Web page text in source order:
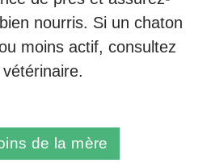
nourris. Si un chaton
moins actif, consultez
de la mère